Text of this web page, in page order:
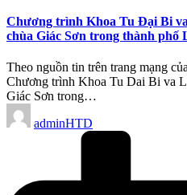
Chương trình Khoa Tu Đại Bi
chùa Giác Sơn trong thành
Theo nguồn tin trên trang mạng
Chương trình Khoa Tu Dai Bi va
Giác Sơn trong…
Posted
by
adminHTD